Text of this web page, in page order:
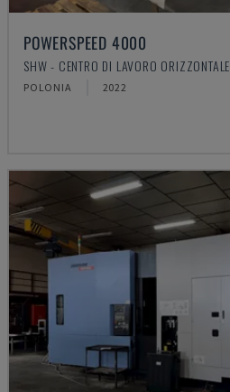
POWERSPEED 4000
SHW - CENTRO DI LAVORO ORIZZONTALE
POLONIA 2022